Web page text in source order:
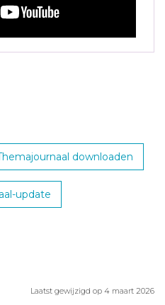
downloaden
update
Laatst gewijzigd op 4 maart 2026